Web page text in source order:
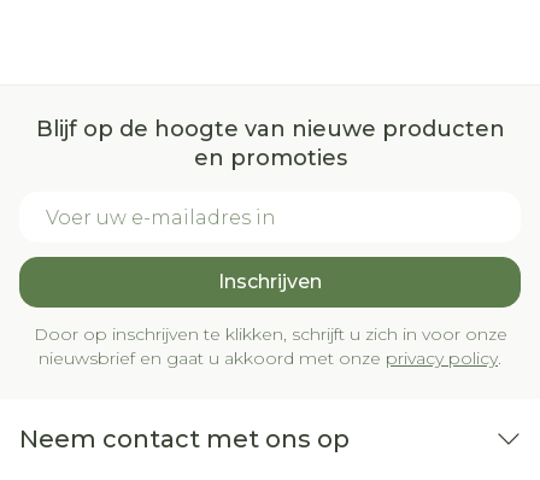
Blijf op de hoogte van nieuwe producten
en promoties
Inschrijven
Door op inschrijven te klikken, schrijft u zich in voor onze
nieuwsbrief en gaat u akkoord met onze privacy policy.
Neem contact met ons op